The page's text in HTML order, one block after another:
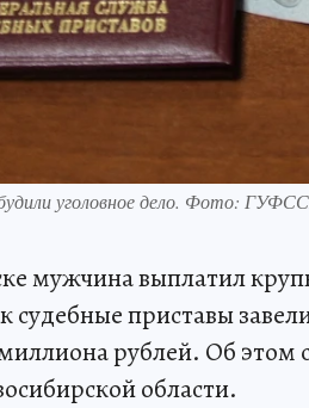
уголовное дело. Фото:
мужчина выплатил
судебные приставы
миллиона рублей. Об
области.